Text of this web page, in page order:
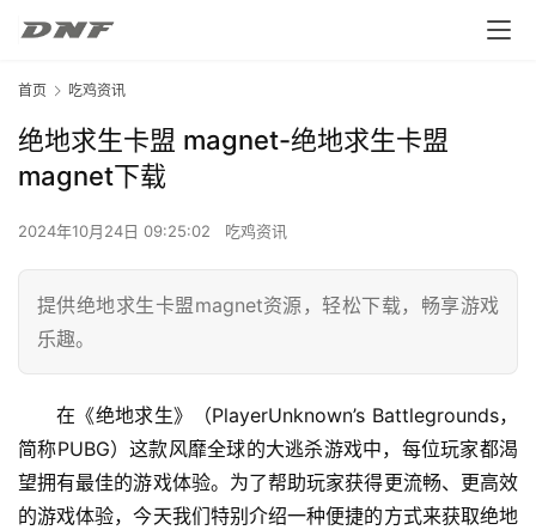
首页 吃鸡资讯
绝地求生卡盟 magnet-绝地求生卡盟
magnet下载
2024年10月24日 09:25:02 吃鸡资讯
提供绝地求生卡盟magnet资源，轻松下载，畅享游戏
乐趣。
在《绝地求生》（PlayerUnknown’s Battlegrounds，
简称PUBG）这款风靡全球的大逃杀游戏中，每位玩家都渴
望拥有最佳的游戏体验。为了帮助玩家获得更流畅、更高效
的游戏体验，今天我们特别介绍一种便捷的方式来获取绝地